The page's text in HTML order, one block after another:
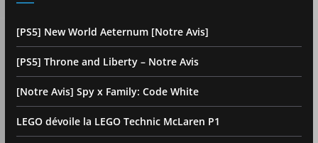
[PS5] New World Aeternum [Notre Avis]
[PS5] Throne and Liberty – Notre Avis
[Notre Avis] Spy x Family: Code White
LEGO dévoile la LEGO Technic McLaren P1